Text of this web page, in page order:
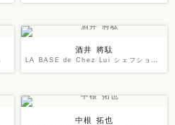
酒井 將駄
LA BASE de Chez Lui シェフショコラティエ
中根 拓也